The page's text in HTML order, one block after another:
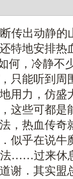
传出动静的
特地安排热
何，冷静不
只能听到
用力，仿盛
这些可都是
，热血传奇
似乎在说
……过来休
谢．其实盟